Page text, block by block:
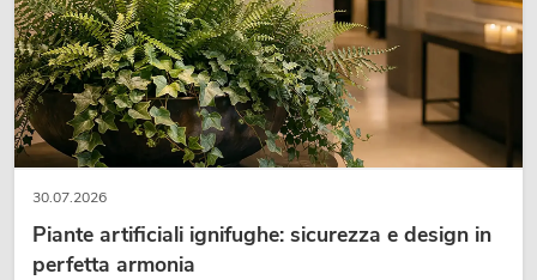
30.07.2026
Piante artificiali ignifughe: sicurezza e design in
perfetta armonia